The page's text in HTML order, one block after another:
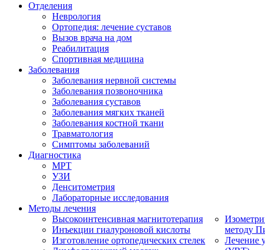
Отделения
Неврология
Ортопедия: лечение суставов
Вызов врача на дом
Реабилитация
Спортивная медицина
Заболевания
Заболевания нервной системы
Заболевания позвоночника
Заболевания суставов
Заболевания мягких тканей
Заболевания костной ткани
Травматология
Симптомы заболеваний
Диагностика
МРТ
УЗИ
Денситометрия
Лабораторные исследования
Методы лечения
Высокоинтенсивная магнитотерапия
Инъекции гиалуроновой кислоты
Изготовление ортопедических стелек
методу
Лечение